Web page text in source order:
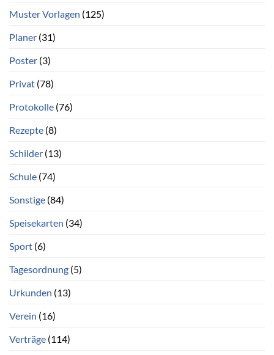
Muster Vorlagen (125)
Planer (31)
Poster (3)
Privat (78)
Protokolle (76)
Rezepte (8)
Schilder (13)
Schule (74)
Sonstige (84)
Speisekarten (34)
Sport (6)
Tagesordnung (5)
Urkunden (13)
Verein (16)
Verträge (114)